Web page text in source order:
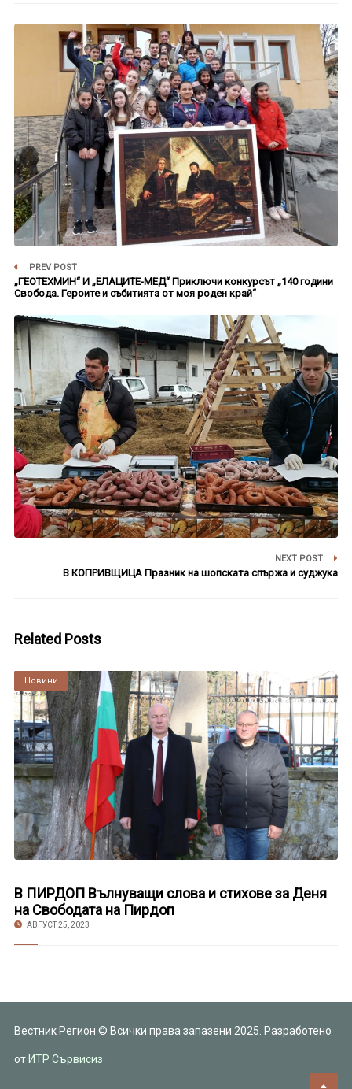
PREV POST
„ГЕОТЕХМИН“ И „ЕЛАЦИТЕ-МЕД“ Приключи конкурсът „140 години
Свобода. Героите и събитията от моя роден край“
NEXT POST
В КОПРИВЩИЦА Празник на шопската спържа и суджука
Related Posts
Култура
Новини
В ПИРДОП Вълнуващи слова и стихове за Деня
на Свободата на Пирдоп
АВГУСТ 25, 2023
Вестник Регион © Всички права запазени 2025. Разработено
от ИТР Сървисиз